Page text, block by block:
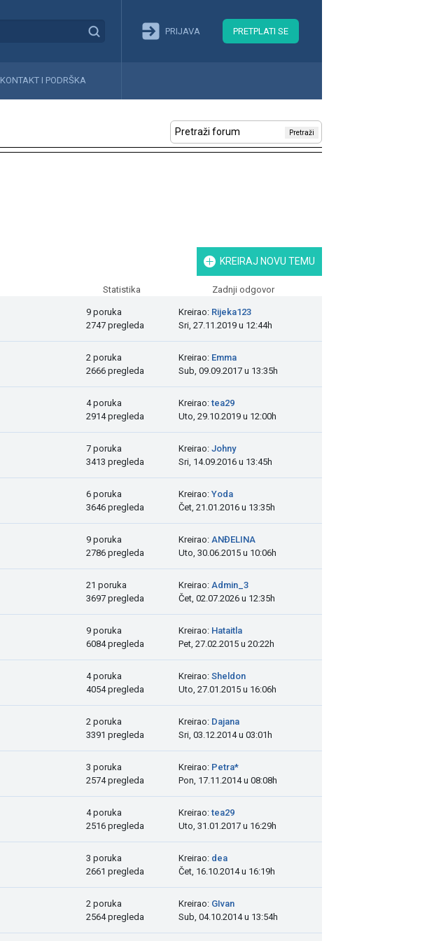
PRIJAVA PRETPLATI SE
KONTAKT I PODRŠKA
Pretraži
KREIRAJ NOVU TEMU
Statistika Zadnji odgovor
9 poruka
2747 pregleda
Kreirao: Rijeka123
Sri, 27.11.2019 u 12:44h
2 poruka
2666 pregleda
Kreirao: Emma
Sub, 09.09.2017 u 13:35h
4 poruka
2914 pregleda
Kreirao:tea29
Uto, 29.10.2019 u 12:00h
7 poruka
3413 pregleda
Kreirao: Johny
Sri, 14.09.2016 u 13:45h
6 poruka
3646 pregleda
Kreirao: Yoda
Čet, 21.01.2016 u 13:35h
9 poruka
2786 pregleda
Kreirao: ANĐELINA
Uto, 30.06.2015 u 10:06h
21 poruka
3697 pregleda
Kreirao: Admin_3
Čet, 02.07.2026 u 12:35h
9 poruka
6084 pregleda
Kreirao: Hataitla
Pet, 27.02.2015 u 20:22h
4 poruka
4054 pregleda
Kreirao: Sheldon
Uto, 27.01.2015 u 16:06h
2 poruka
3391 pregleda
Kreirao: Dajana
Sri, 03.12.2014 u 03:01h
3 poruka
2574 pregleda
Kreirao: Petra*
Pon, 17.11.2014 u 08:08h
4 poruka
2516 pregleda
Kreirao:tea29
Uto, 31.01.2017 u 16:29h
3 poruka
2661 pregleda
Kreirao: dea
Čet, 16.10.2014 u 16:19h
2 poruka
2564 pregleda
Kreirao: GIvan
Sub, 04.10.2014 u 13:54h